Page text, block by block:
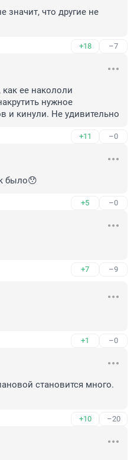
значит, что другие не
+18 –7
ее накололи
нужное
и кинули. Не удивительно
+11 –0
было😯
+5 –0
+7 –9
+1 –0
становится много.
+10 –20